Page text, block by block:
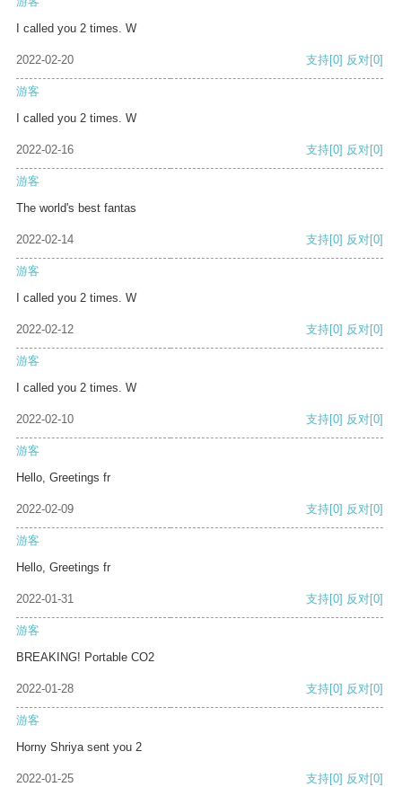
I called you 2 times. W
2022-02-20 支持[0] 反对[0]
游客
I called you 2 times. W
2022-02-16 支持[0] 反对[0]
游客
The world's best fantas
2022-02-14 支持[0] 反对[0]
游客
I called you 2 times. W
2022-02-12 支持[0] 反对[0]
游客
I called you 2 times. W
2022-02-10 支持[0] 反对[0]
游客
Hello, Greetings fr
2022-02-09 支持[0] 反对[0]
游客
Hello, Greetings fr
2022-01-31 支持[0] 反对[0]
游客
BREAKING! Portable CO2
2022-01-28 支持[0] 反对[0]
游客
Horny Shriya sent you 2
2022-01-25 支持[0] 反对[0]